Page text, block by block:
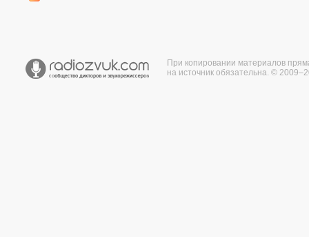
При копировании материалов
на источник обязательна. ©